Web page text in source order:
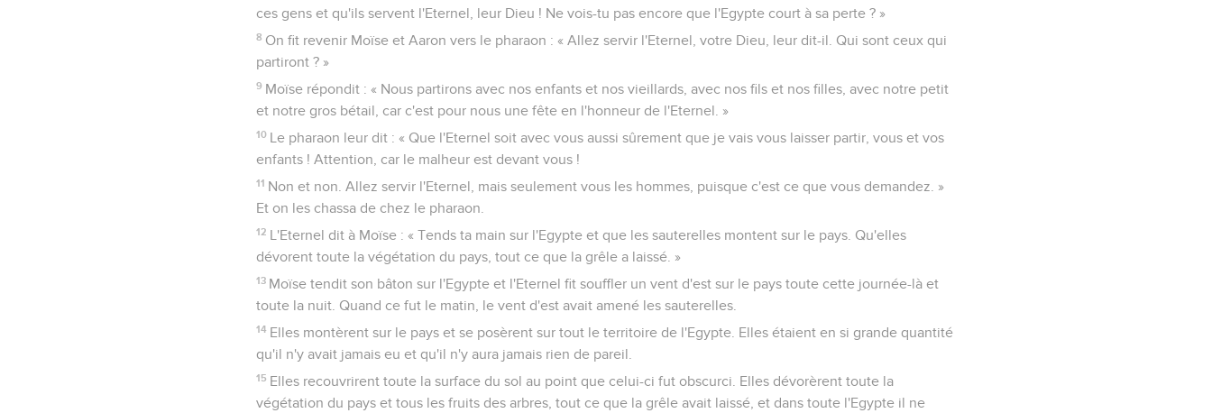
ces gens et qu'ils servent l'Eternel, leur Dieu ! Ne vois-tu pas encore que l'Egypte court à sa perte ? »
8 On fit revenir Moïse et Aaron vers le pharaon : « Allez servir l'Eternel, votre Dieu, leur dit-il. Qui sont ceux qui
partiront ? »
9 Moïse répondit : « Nous partirons avec nos enfants et nos vieillards, avec nos fils et nos filles, avec notre petit
et notre gros bétail, car c'est pour nous une fête en l'honneur de l'Eternel. »
10 Le pharaon leur dit : « Que l'Eternel soit avec vous aussi sûrement que je vais vous laisser partir, vous et vos
enfants ! Attention, car le malheur est devant vous !
11 Non et non. Allez servir l'Eternel, mais seulement vous les hommes, puisque c'est ce que vous demandez. »
Et on les chassa de chez le pharaon.
12 L'Eternel dit à Moïse : « Tends ta main sur l'Egypte et que les sauterelles montent sur le pays. Qu'elles
dévorent toute la végétation du pays, tout ce que la grêle a laissé. »
13 Moïse tendit son bâton sur l'Egypte et l'Eternel fit souffler un vent d'est sur le pays toute cette journée-là et
toute la nuit. Quand ce fut le matin, le vent d'est avait amené les sauterelles.
14 Elles montèrent sur le pays et se posèrent sur tout le territoire de l'Egypte. Elles étaient en si grande quantité
qu'il n'y avait jamais eu et qu'il n'y aura jamais rien de pareil.
15 Elles recouvrirent toute la surface du sol au point que celui-ci fut obscurci. Elles dévorèrent toute la
végétation du pays et tous les fruits des arbres, tout ce que la grêle avait laissé, et dans toute l'Egypte il ne